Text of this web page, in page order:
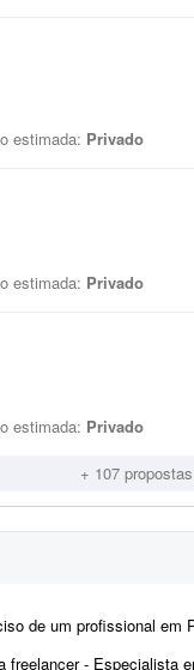
estimada: Privado
estimada: Privado
estimada: Privado
+ 107 propostas
um profissional em Power BI para me
- Especialista em Dados de Saúde